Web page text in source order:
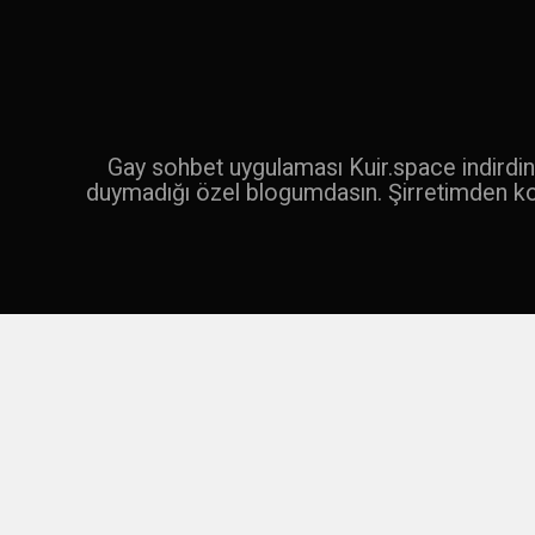
Gay sohbet uygulaması Kuir.space
duymadığı özel blogumdasın. Şirretimden